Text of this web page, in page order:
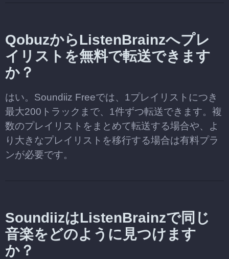
QobuzからListenBrainzへプレ
イリストを無料で転送できます
か？
はい。Soundiiz Freeでは、1プレイリストにつき
最大200トラックまで、1件ずつ転送できます。複
数のプレイリストをまとめて転送する場合や、よ
り大きなプレイリストを移行する場合は有料プラ
ンが必要です。
SoundiizはListenBrainzで同じ
音楽をどのように見つけます
か？